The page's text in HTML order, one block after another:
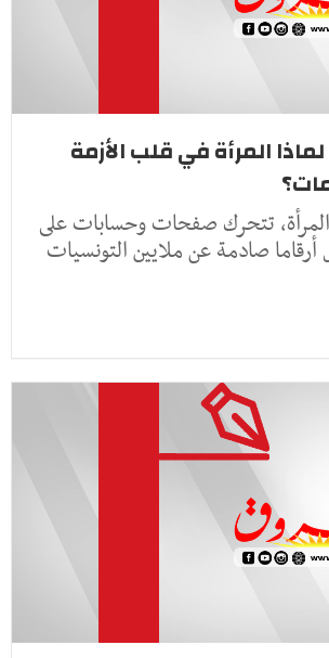
المرأة في قلب الأزمة
تتحرك صفحات وحسابات على
صادمة عن ملايين التونسيات